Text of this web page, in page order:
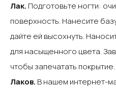
Лак‍. Подготовьте ногти:
поверхность.‍ Нанесите
дайте ей высохнуть.‍
для насыщенного цвета.‍
чтобы запечатать покрытие.‍
Лаков‍. В нашем интернет-